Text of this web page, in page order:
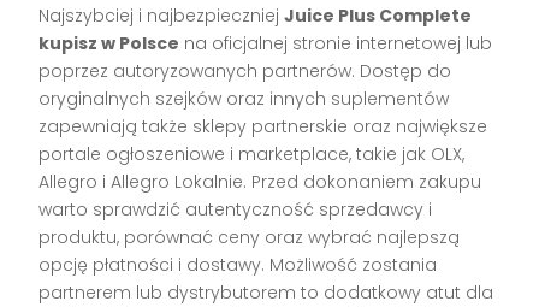
Najszybciej i najbezpieczniejJuice Plus Complete
kupisz w Polsce na oficjalnej stronie internetowej lub
poprzez autoryzowanych partnerów. Dostęp do
oryginalnych szejków oraz innych suplementów
zapewniają także sklepy partnerskie oraz największe
portale ogłoszeniowe i marketplace, takie jak OLX,
Allegro i Allegro Lokalnie. Przed dokonaniem zakupu
warto sprawdzić autentyczność sprzedawcy i
produktu, porównać ceny oraz wybrać najlepszą
opcję płatności i dostawy. Możliwość zostania
partnerem lub dystrybutorem to dodatkowy atut dla